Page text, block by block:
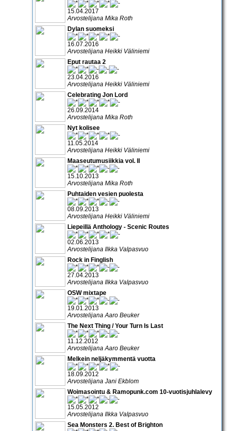
15.04.2017
Arvostelijana Mika Roth
Dylan suomeksi
16.07.2016
Arvostelijana Heikki Väliniemi
Eput rautaa 2
23.04.2016
Arvostelijana Heikki Väliniemi
Celebrating Jon Lord
26.09.2014
Arvostelijana Mika Roth
Nyt kolisee
11.05.2014
Arvostelijana Heikki Väliniemi
Maaseutumusiikkia vol. II
15.10.2013
Arvostelijana Mika Roth
Puhtaiden vesien puolesta
08.09.2013
Arvostelijana Heikki Väliniemi
Liepeillä Anthology - Scenic Routes
02.06.2013
Arvostelijana Ilkka Valpasvuo
Rock in Finglish
27.04.2013
Arvostelijana Ilkka Valpasvuo
OSW mixtape
19.01.2013
Arvostelijana Aaro Beuker
The Next Thing / Your Turn Is Last
11.12.2012
Arvostelijana Aaro Beuker
Melkein neljäkymmentä vuotta
18.09.2012
Arvostelijana Jani Ekblom
Woimasointu & Ramopunk.com 10-vuotisjuhlalevy
15.05.2012
Arvostelijana Ilkka Valpasvuo
Sea Monsters 2. Best of Brighton